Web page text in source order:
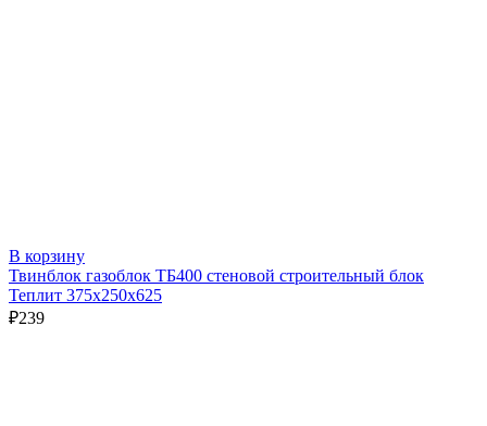
В корзину
Твинблок газоблок ТБ400 стеновой строительный блок
Теплит 375х250х625
₽239